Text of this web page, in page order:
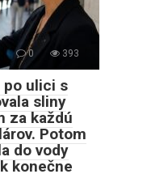
0 393
po ulici s
sliny
za každú
Potom
do vody
konečne